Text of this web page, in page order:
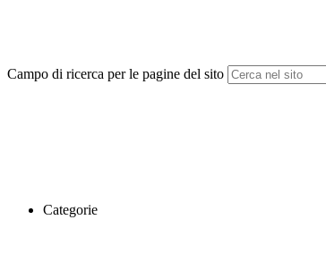
Campo di ricerca per le pagine del sito
Categorie